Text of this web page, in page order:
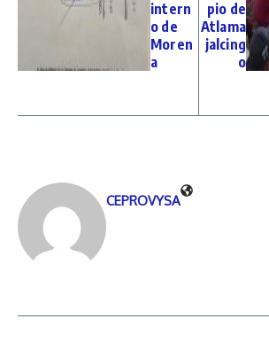
intern
o de
Moren
a
pio de
Atlama
jalcing
o
CEPROVYSA